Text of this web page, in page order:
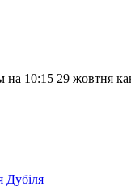
на 10:15 29 жовтня
Дубіля